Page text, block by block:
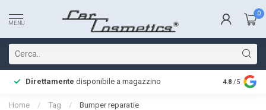
MENU
0
Direttamente disponibile a magazzino Consegna
4.8 /5
Home / Tag / Bumper reparatie